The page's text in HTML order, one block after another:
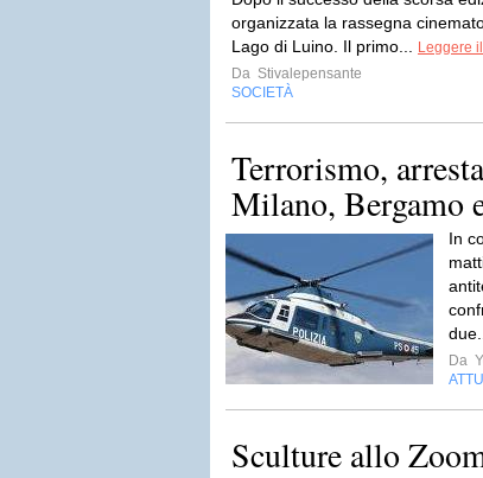
organizzata la rassegna
Lago di Luino. Il primo...
Leggere
Da Stivalepensante
SOCIETÀ
Terrorismo,
Milano, Bergamo
In
Da
Sculture allo